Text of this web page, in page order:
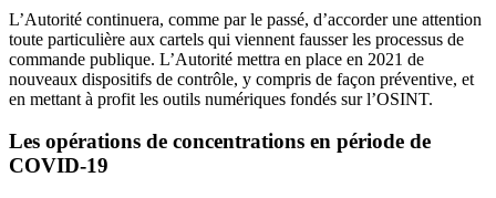
L’Autorité continuera, comme par le passé, d’accorder une attention
toute particulière aux cartels qui viennent fausser les processus de
commande publique. L’Autorité mettra en place en 2021 de
nouveaux dispositifs de contrôle, y compris de façon préventive, et
en mettant à profit les outils numériques fondés sur l’OSINT.
Les opérations de concentrations en période de
COVID-19